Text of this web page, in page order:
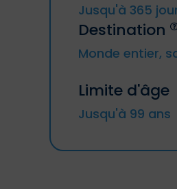
Jusqu'à 365
Destination
Monde entier,
Limite d'âge
Jusqu'à 99 ans